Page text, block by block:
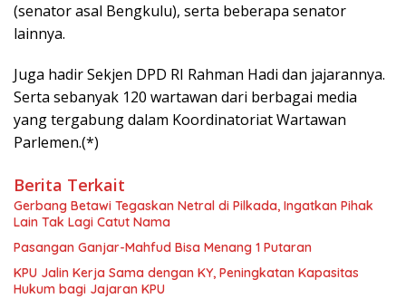
(senator asal Bengkulu), serta beberapa senator
lainnya.
Juga hadir Sekjen DPD RI Rahman Hadi dan jajarannya.
Serta sebanyak 120 wartawan dari berbagai media
yang tergabung dalam Koordinatoriat Wartawan
Parlemen.(*)
Berita Terkait
Gerbang Betawi Tegaskan Netral di Pilkada, Ingatkan Pihak
Lain Tak Lagi Catut Nama
Pasangan Ganjar-Mahfud Bisa Menang 1 Putaran
KPU Jalin Kerja Sama dengan KY, Peningkatan Kapasitas
Hukum bagi Jajaran KPU